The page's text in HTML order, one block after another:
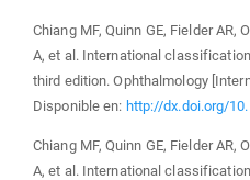
Chiang MF, Quinn GE, Fielder AR,
A, et al. International
third edition. Ophthalmology
Disponible en: http://dx.doi.org/
Chiang MF, Quinn GE, Fielder AR,
A, et al. International